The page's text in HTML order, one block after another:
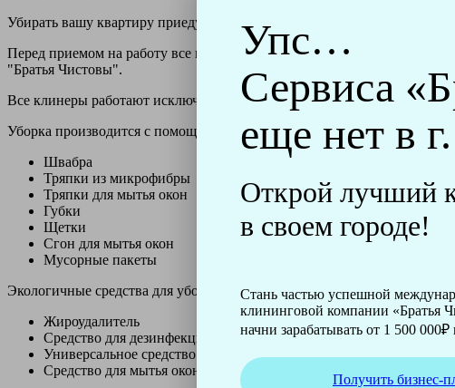
Упс…
Сервиса
еще нет в г.
Открой лучший
в своем городе!
Стань частью успешной
клининговой компании «Братья
начни зарабатывать от 1 500 000₽
Получить бизнес-
Убирать вашу квартиру приедут профессионально обученные клинеры -
Перед приемом на работу все клинеры проходят аттестацию в нашем
"Братья Чистовы".
Все клинеры работают исключительно в форме с логотипом компании
Уборка производится с помощью профессиональных технических и
Швабра
Тряпки из микрофибры
Тряпки для мытья окон
Губки
Щетки
Сгон для мытья окон
Мусорные пакеты
Экологичные средства для уборки немецкой марки Kiehl:
Жироудалитель
Средство для дезинфекции
Универсальное средство
Средство для мытья окон